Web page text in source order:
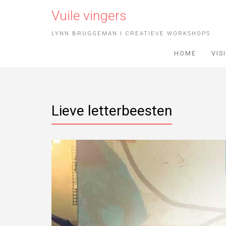
Vuile vingers
LYNN BRUGGEMAN I CREATIEVE WORKSHOPS
HOME
Lieve letterbeesten